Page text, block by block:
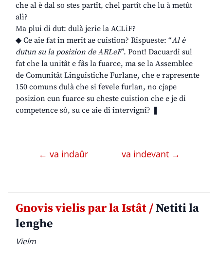
che al è dal so stes partît, chel partît che lu à metût
alì?
Ma plui di dut: dulà jerie la ACLiF?
◆ Ce aie fat in merit ae cuistion? Rispueste: “Al è
dutun su la posizion de ARLeF”. Pont! Dacuardi sul
fat che la unitât e fâs la fuarce, ma se la Assemblee
de Comunitât Linguistiche Furlane, che e rapresente
150 comuns dulà che si fevele furlan, no cjape
posizion cun fuarce su cheste cuistion che e je di
competence sô, su ce aie di intervignî? ❚
← va indaûr va indevant →
Gnovis vielis par la Istât /Netiti la
lenghe
Vielm